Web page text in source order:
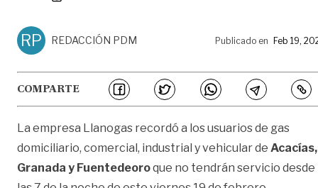
RP REDACCIÓN PDM Publicado en Feb 19,
COMPARTE
La empresa Llanogas recordó a los usuarios de gas
domiciliario, comercial, industrial y vehicular de Acacías,
Granada y Fuentedeoroque no tendrán servicio desde